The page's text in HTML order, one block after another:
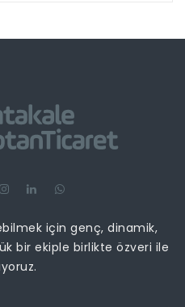
için genç, dinamik,
bir ekiple birlikte özveri ile